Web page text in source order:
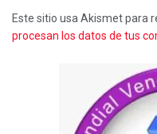
Este sitio usa Akismet para
procesan los datos de tus